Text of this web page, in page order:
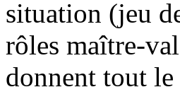
situation (jeu
rôles maître-
donnent tout le